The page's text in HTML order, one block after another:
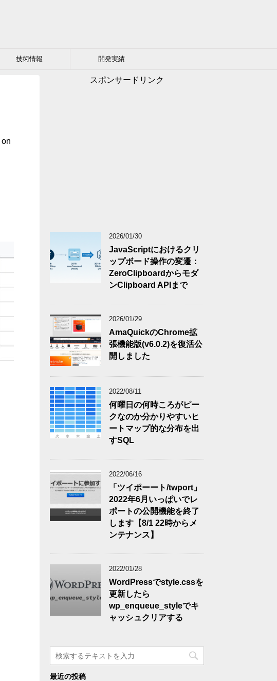
技術情報 開発実績
on
スポンサードリンク
2026/01/30
JavaScriptにおけるクリ
ップボード操作の変遷：
ZeroClipboardからモダ
ンClipboard APIまで
2026/01/29
AmaQuickのChrome拡
張機能版(v6.0.2)を復活公
開しました
2022/08/11
何曜日の何時ころがピー
クなのか分かりやすいヒ
ートマップ的な分布を出
すSQL
2022/06/16
「ツイポーート/twport」
2022年6月いっぱいでレ
ポートの公開機能を終了
します【8/1 22時からメ
ンテナンス】
2022/01/28
WordPressでstyle.cssを
更新したら
wp_enqueue_styleでキ
ャッシュクリアする
最近の投稿